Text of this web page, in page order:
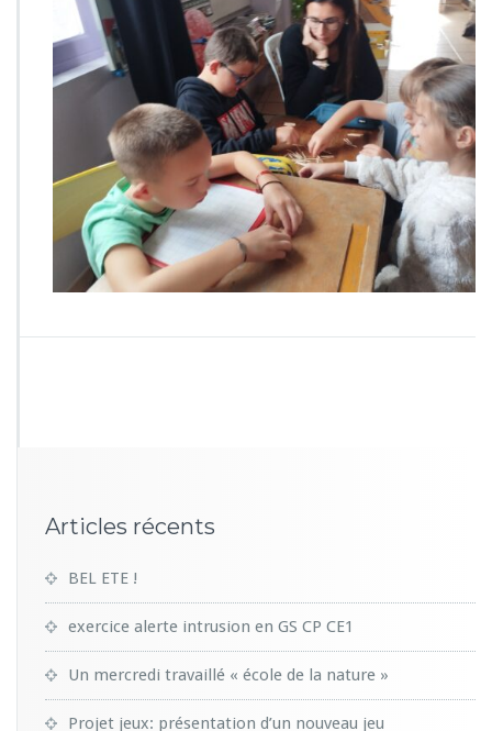
Articles récents
BEL ETE !
exercice alerte intrusion en GS CP CE1
Un mercredi travaillé « école de la nature »
Projet jeux: présentation d’un nouveau jeu